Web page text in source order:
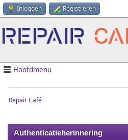
Inloggen Registreren
Hoofdmenu
Repair Café
Authenticatieherinnering